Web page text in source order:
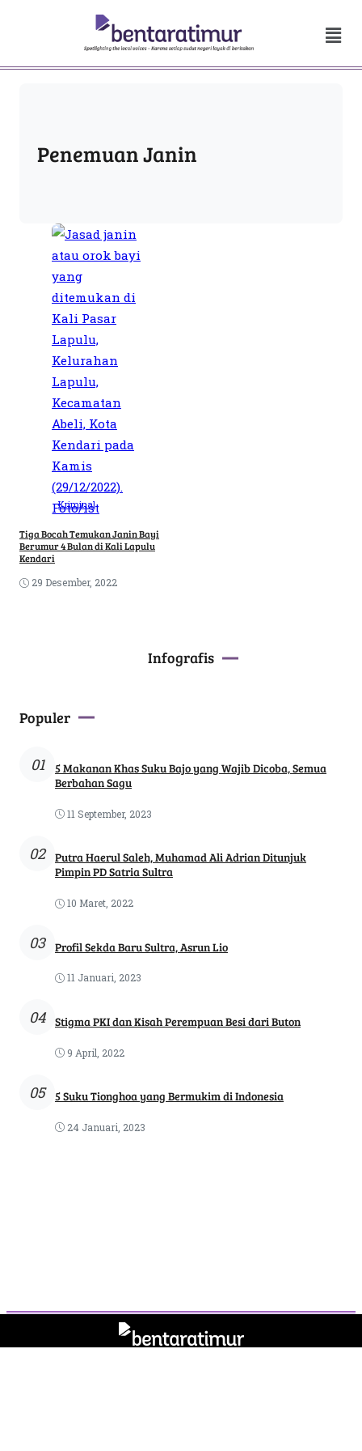
Penemuan Janin
Kriminal
Tiga Bocah Temukan Janin Bayi
Berumur 4 Bulan di Kali Lapulu
Kendari
29 Desember, 2022
Infografis
Populer
01
5 Makanan Khas Suku Bajo yang Wajib Dicoba, Semua
Berbahan Sagu
11 September, 2023
02
Putra Haerul Saleh, Muhamad Ali Adrian Ditunjuk
Pimpin PD Satria Sultra
10 Maret, 2022
03 Profil Sekda Baru Sultra, Asrun Lio
11 Januari, 2023
04 Stigma PKI dan Kisah Perempuan Besi dari Buton
9 April, 2022
05 5 Suku Tionghoa yang Bermukim di Indonesia
24 Januari, 2023